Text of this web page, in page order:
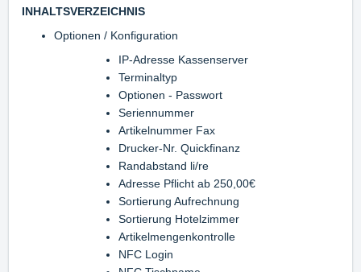
INHALTSVERZEICHNIS
Optionen / Konfiguration
IP-Adresse Kassenserver
Terminaltyp
Optionen - Passwort
Seriennummer
Artikelnummer Fax
Drucker-Nr. Quickfinanz
Randabstand li/re
Adresse Pflicht ab 250,00€
Sortierung Aufrechnung
Sortierung Hotelzimmer
Artikelmengenkontrolle
NFC Login